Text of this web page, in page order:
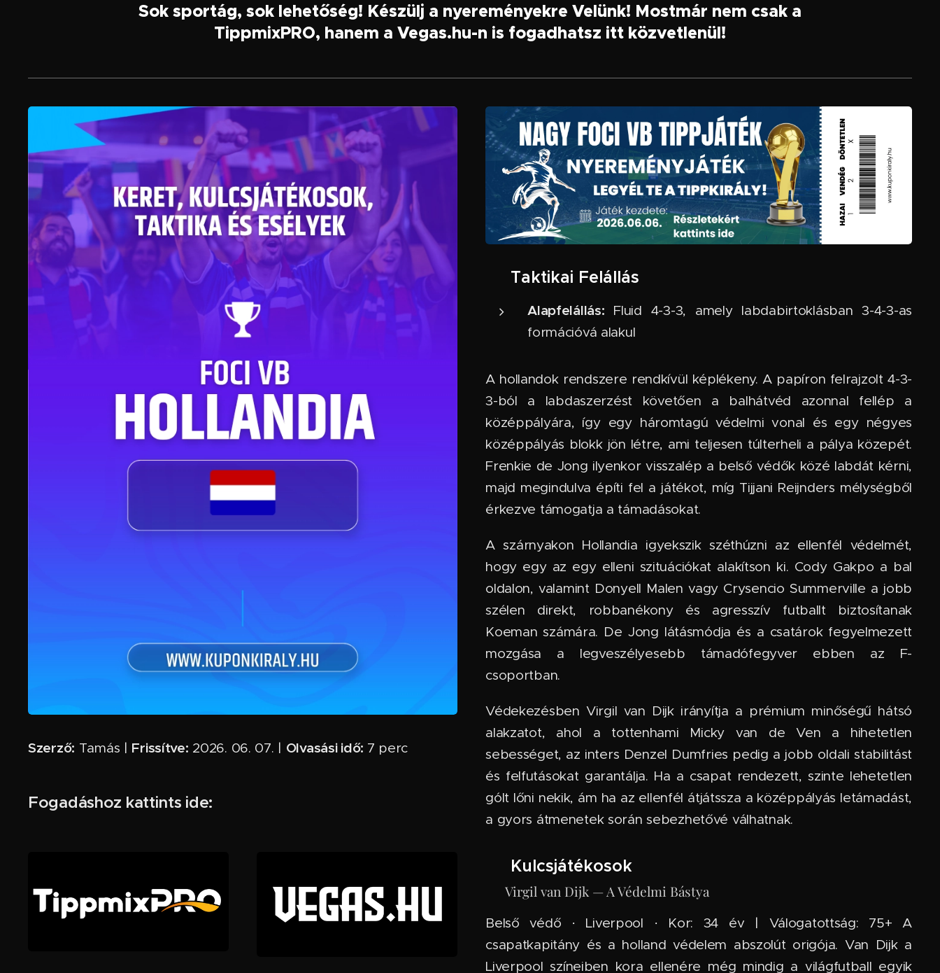
Sok sportág, sok lehetőség! Készülj a nyereményekre Velünk! Mostmár nem csak a
TippmixPRO, hanem a Vegas.hu-n is fogadhatsz itt közvetlenül!
Szerző: Tamás | Frissítve: 2026. 06. 07. | Olvasási idő: 7 perc ✅
Fogadáshoz kattints ide:
🏹 Taktikai Felállás
Alapfelállás: Fluid 4-3-3, amely labdabirtoklásban 3-4-3-as
formációvá alakul
A hollandok rendszere rendkívül képlékeny. A papíron felrajzolt 4-3-
3-ból a labdaszerzést követően a balhátvéd azonnal fellép a
középpályára, így egy háromtagú védelmi vonal és egy négyes
középpályás blokk jön létre, ami teljesen túlterheli a pálya közepét.
Frenkie de Jong ilyenkor visszalép a belső védők közé labdát kérni,
majd megindulva építi fel a játékot, míg Tijjani Reijnders mélységből
érkezve támogatja a támadásokat.
A szárnyakon Hollandia igyekszik széthúzni az ellenfél védelmét,
hogy egy az egy elleni szituációkat alakítson ki. Cody Gakpo a bal
oldalon, valamint Donyell Malen vagy Crysencio Summerville a jobb
szélen direkt, robbanékony és agresszív futballt biztosítanak
Koeman számára. De Jong látásmódja és a csatárok fegyelmezett
mozgása a legveszélyesebb támadófegyver ebben az F-
csoportban.
Védekezésben Virgil van Dijk irányítja a prémium minőségű hátsó
alakzatot, ahol a tottenhami Micky van de Ven a hihetetlen
sebességet, az inters Denzel Dumfries pedig a jobb oldali stabilitást
és felfutásokat garantálja. Ha a csapat rendezett, szinte lehetetlen
gólt lőni nekik, ám ha az ellenfél átjátssza a középpályás letámadást,
a gyors átmenetek során sebezhetővé válhatnak.
⭐ Kulcsjátékosok
🇳🇱 Virgil van Dijk — A Védelmi Bástya
Belső védő · Liverpool · Kor: 34 év | Válogatottság: 75+ A
csapatkapitány és a holland védelem abszolút origója. Van Dijk a
Liverpool színeiben kora ellenére még mindig a világfutball egyik